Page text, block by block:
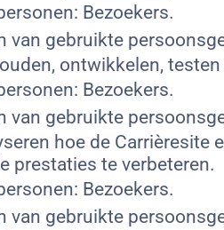
Bezoekers.
van gebruikte
ontwikkelen,
Bezoekers.
van gebruikte
hoe de
prestaties te verbeteren.
Bezoekers.
van gebruikte